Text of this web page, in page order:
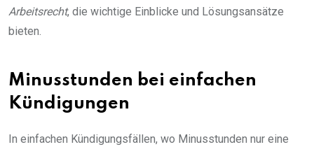
Arbeitsrecht, die wichtige Einblicke und Lösungsansätze
bieten.
Minusstunden bei einfachen
Kündigungen
In einfachen Kündigungsfällen, wo Minusstunden nur eine